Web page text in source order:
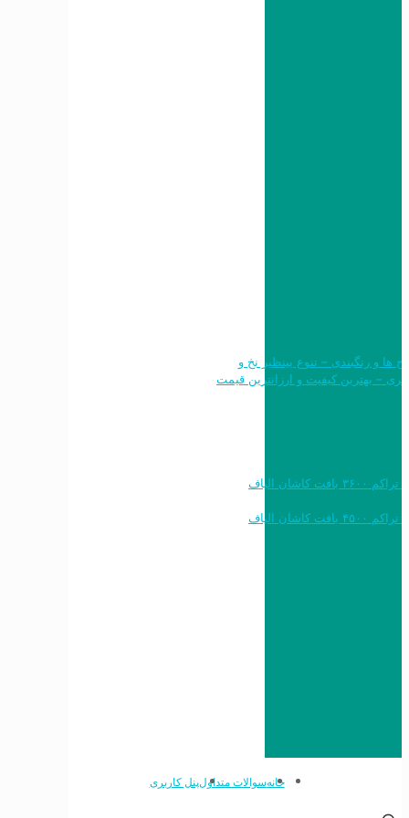
طرح ها و رنگبندی – تنوع بینظیر نخ و
خرید به قیمت فرش ماشینی ۱۲۰۰ شانه تراکم ۳۶۰۰ بافت کاشان الیاف
خرید به قیمت فرش ماشینی ۱۵۰۰ شانه تراکم ۴۵۰۰ بافت کاشان الیاف
خانهسوالات متداولپنل کاربری